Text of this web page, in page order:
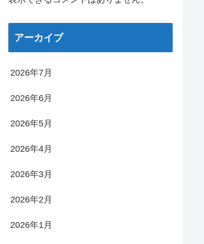
アーカイブ
2026年7月
2026年6月
2026年5月
2026年4月
2026年3月
2026年2月
2026年1月